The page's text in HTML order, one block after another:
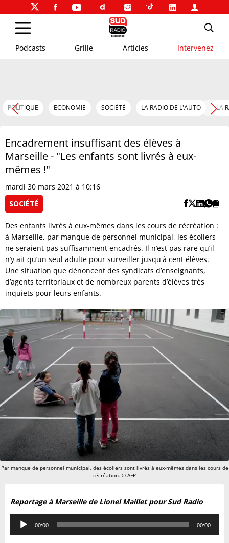
Podcasts Grille Articles Intervenez
POLITIQUE ECONOMIE SOCIÉTÉ LA RADIO DE L'AUTO LA
Encadrement insuffisant des élèves à
Marseille - "Les enfants sont livrés à eux-
mêmes !"
mardi 30 mars 2021 à 10:16
SOCIÉTÉ
Des enfants livrés à eux-mêmes dans les cours de récréation :
à Marseille, par manque de personnel municipal, les écoliers
ne seraient pas suffisamment encadrés. Il n’est pas rare qu’il
n’y ait qu’un seul adulte pour surveiller jusqu'à cent élèves.
Une situation que dénoncent des syndicats d’enseignants,
d’agents territoriaux et de nombreux parents d’élèves très
inquiets pour leurs enfants.
Par manque de personnel municipal, des écoliers sont livrés à eux-mêmes dans les cours de
récréation. © AFP
Reportage à Marseille de Lionel Maillet pour Sud Radio
Lecteur
audio
00:00 00:00